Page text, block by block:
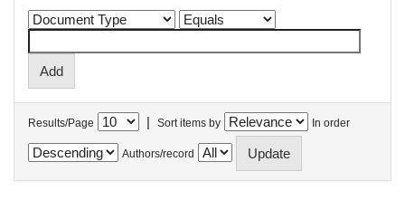
Results/Page | Sort items by In order
Authors/record